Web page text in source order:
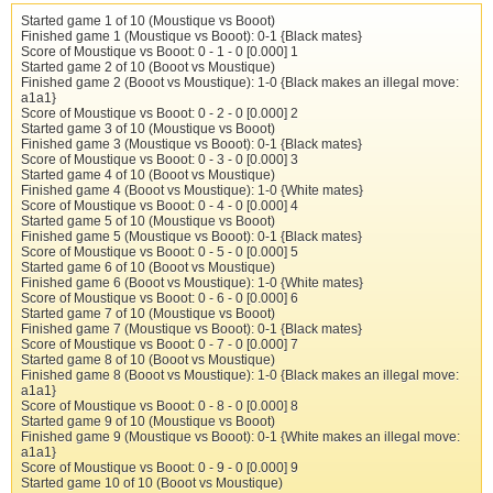
135
136
137
138
139
140
141
142
143
144
145
146
147
148
149
150
151
152
153
154
155
156
157
158
159
160
161
162
163
164
165
166
1673 <FRUIT(1): info depth 1 seldepth 0 score cp 1 time
1674 <FRUIT(1): info time 0 nodes 0 nps 0 cpuload 0
1675 <FRUIT(1): info hashfull 0
1676 <FRUIT(1): bestmove f8e7
1676 >PHARAON(0): position startpos moves g1f3 d7d5
1678 >PHARAON(0): isready
1682 >PHARAON(0): go movetime 1000
1740 <PHARAON(0): bestmove f3e5
1741 >FRUIT(1): position startpos moves g1f3 d7d5 d2d4
1742 >FRUIT(1): isready
1743 <FRUIT(1): readyok
1743 >FRUIT(1): go movetime 1000
1781 <FRUIT(1): info depth 1
1782 <FRUIT(1): info depth 1 seldepth 4 score cp -107
1784 <FRUIT(1): info depth 1 seldepth 8 score cp -41
1787 <FRUIT(1): info depth 1 seldepth 8 time 0 nodes
1788 <FRUIT(1): info depth 2
1790 <FRUIT(1): info depth 2 seldepth 10 score cp -97
1792 <FRUIT(1): info depth 2 seldepth 10 score cp -46
1795 <FRUIT(1): info depth 2 seldepth 10 time 16 nodes
1796 <FRUIT(1): info depth 3
1798 <FRUIT(1): info depth 3 seldepth 10 score cp -18
1800 <FRUIT(1): info depth 3 seldepth 10 time 16 nodes
1802 <FRUIT(1): info depth 4
1808 <FRUIT(1): info depth 4 seldepth 10 score cp -41
1816 <FRUIT(1): info depth 4 seldepth 16 time 32 nodes
1817 <FRUIT(1): info depth 5
1835 <FRUIT(1): info depth 5 seldepth 16 score cp -34
1909 <FRUIT(1): info depth 5 seldepth 16 score cp -27
1911 <FRUIT(1): info depth 5 seldepth 16 time 125 nodes
1912 <FRUIT(1): info depth 6
18
19
20
rem 10 parties
%c% -rounds 10 -engine conf="%M1%" -engine conf=
10
11
12
13
14
"name" : "Moustique",
"protocol" : "uci" ,
"workingDirectory" : "c:\\ atelier\\pascal
}
]
Started game 1 of 10 (Moustique vs Booot)
Finished game 1 (Moustique vs Booot): 0-1 {Black mates}
Score of Moustique vs Booot: 0 - 1 - 0 [0.000] 1
Started game 2 of 10 (Booot vs Moustique)
Finished game 2 (Booot vs Moustique): 1-0 {Black makes an illegal move:
a1a1}
Score of Moustique vs Booot: 0 - 2 - 0 [0.000] 2
Started game 3 of 10 (Moustique vs Booot)
Finished game 3 (Moustique vs Booot): 0-1 {Black mates}
Score of Moustique vs Booot: 0 - 3 - 0 [0.000] 3
Started game 4 of 10 (Booot vs Moustique)
Finished game 4 (Booot vs Moustique): 1-0 {White mates}
Score of Moustique vs Booot: 0 - 4 - 0 [0.000] 4
Started game 5 of 10 (Moustique vs Booot)
Finished game 5 (Moustique vs Booot): 0-1 {Black mates}
Score of Moustique vs Booot: 0 - 5 - 0 [0.000] 5
Started game 6 of 10 (Booot vs Moustique)
Finished game 6 (Booot vs Moustique): 1-0 {White mates}
Score of Moustique vs Booot: 0 - 6 - 0 [0.000] 6
Started game 7 of 10 (Moustique vs Booot)
Finished game 7 (Moustique vs Booot): 0-1 {Black mates}
Score of Moustique vs Booot: 0 - 7 - 0 [0.000] 7
Started game 8 of 10 (Booot vs Moustique)
Finished game 8 (Booot vs Moustique): 1-0 {Black makes an illegal move:
a1a1}
Score of Moustique vs Booot: 0 - 8 - 0 [0.000] 8
Started game 9 of 10 (Moustique vs Booot)
Finished game 9 (Moustique vs Booot): 0-1 {White makes an illegal move:
a1a1}
Score of Moustique vs Booot: 0 - 9 - 0 [0.000] 9
Started game 10 of 10 (Booot vs Moustique)